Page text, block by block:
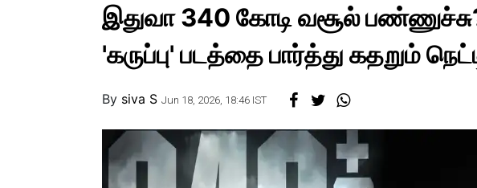
இதுவா 340 கோடி வசூல்
'கருப்பு' படத்தை பார்த்து கதறும்
By siva S Jun 18, 2026, 18:46 IST